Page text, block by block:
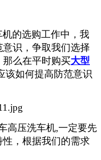
机的选购工作中 ， 我
识，争取我们选择
么在平时购买大型
该如何提高防范意识
高压洗车机,一定要先
，根据我们的需求